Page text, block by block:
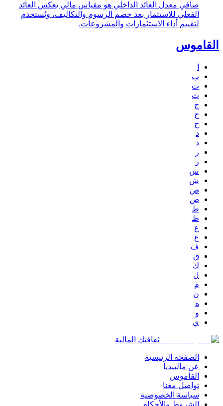
صافي معدل العائد الداخلي هو مقياس مالي يعكس العائد
الفعلي للاستثمار بعد خصم الرسوم والتكاليف، ويُستخدم
لتقييم أداء الاستثمارات والمشروعات.
القاموس
ب
ت
ث
ج
ح
خ
د
ذ
ر
ز
س
ش
ص
ض
ط
ظ
ع
غ
ف
ق
ك
ل
م
ن
ه
و
ي
ثقافتك المالية
الصفحة الرئيسية
عن مالبيديا
القاموس
تواصل معنا
سياسة الخصوصية